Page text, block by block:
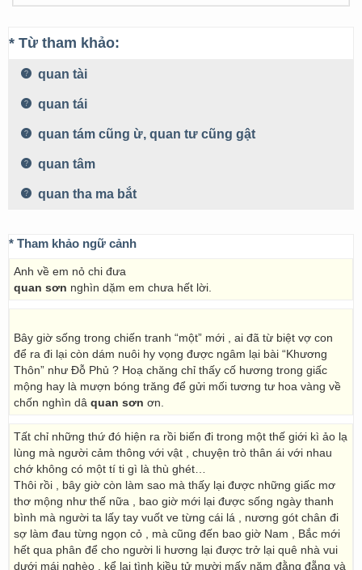
* Từ tham khảo:
quan tài
quan tái
quan tám cũng ừ, quan tư cũng gật
quan tâm
quan tha ma bắt
* Tham khảo ngữ cảnh
Anh về em nỏ chi đưa
quan sơn nghìn dặm em chưa hết lời.
Bây giờ sống trong chiến tranh “một” mới , ai đã từ biệt vợ con
để ra đi lại còn dám nuôi hy vọng được ngâm lại bài “Khương
Thôn” như Đỗ Phủ ? Hoạ chăng chỉ thấy cố hương trong giấc
mộng hay là mượn bóng trăng để gửi mối tương tư hoa vàng về
chốn nghìn dâ quan sơn ơn.
Tất chỉ những thứ đó hiện ra rồi biến đi trong một thế giới kì ảo lạ
lùng mà người cảm thông với vật , chuyện trò thân ái với nhau
chớ không có một tí ti gì là thù ghét…
Thôi rồi , bây giờ còn làm sao mà thấy lại được những giấc mơ
thơ mộng như thế nữa , bao giờ mới lại được sống ngày thanh
bình mà người ta lấy tay vuốt ve từng cái lá , nương gót chân đi
sợ làm đau từng ngọn cỏ , mà cũng đến bao giờ Nam , Bắc mới
hết qua phân để cho người li hương lại được trở lại quê nhà vui
dưới mái nghèo , kể lại tình kiều tử mười mấy năm đằng đẵng và